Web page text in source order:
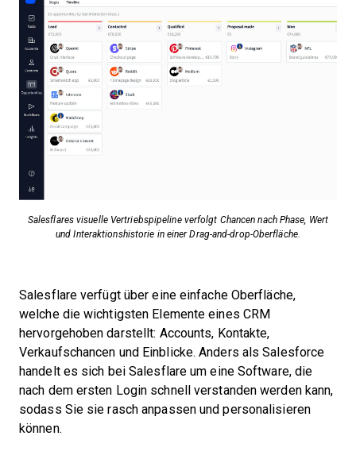
Salesflares visuelle Vertriebspipeline verfolgt Chancen nach Phase, Wert
und Interaktionshistorie in einer Drag-and-drop-Oberfläche.
Salesflare verfügt über eine einfache Oberfläche,
welche die wichtigsten Elemente eines CRM
hervorgehoben darstellt: Accounts, Kontakte,
Verkaufschancen und Einblicke. Anders als Salesforce
handelt es sich bei Salesflare um eine Software, die
nach dem ersten Login schnell verstanden werden kann,
sodass Sie sie rasch anpassen und personalisieren
können.